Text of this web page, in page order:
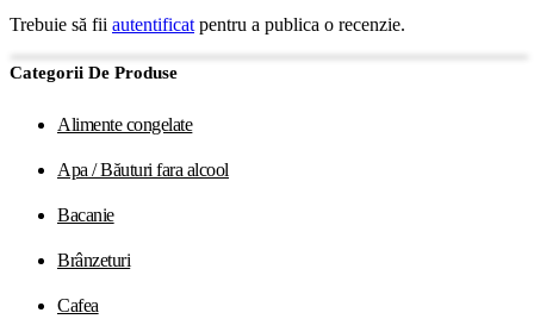
Trebuie să fii autentificat pentru a publica o recenzie.
Categorii De Produse
Alimente congelate
Apa / Băuturi fara alcool
Bacanie
Brânzeturi
Cafea